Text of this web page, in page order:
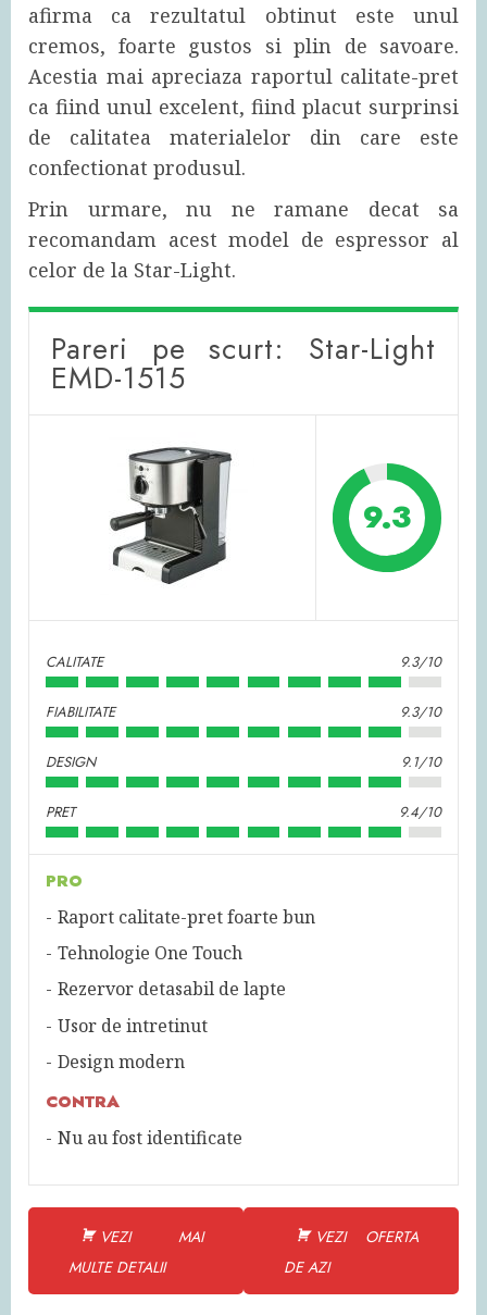
afirma ca rezultatul obtinut este unul
cremos, foarte gustos si plin de savoare.
Acestia mai apreciaza raportul calitate-pret
ca fiind unul excelent, fiind placut surprinsi
de calitatea materialelor din care este
confectionat produsul.
Prin urmare, nu ne ramane decat sa
recomandam acest model de espressor al
celor de la Star-Light.
Pareri pe scurt: Star-Light
EMD-1515
9.3
CALITATE 9.3/10
FIABILITATE 9.3/10
DESIGN 9.1/10
PRET 9.4/10
PRO
Raport calitate-pret foarte bun
Tehnologie One Touch
Rezervor detasabil de lapte
Usor de intretinut
Design modern
CONTRA
Nu au fost identificate
VEZI MAI
MULTE DETALII
VEZI OFERTA
DE AZI